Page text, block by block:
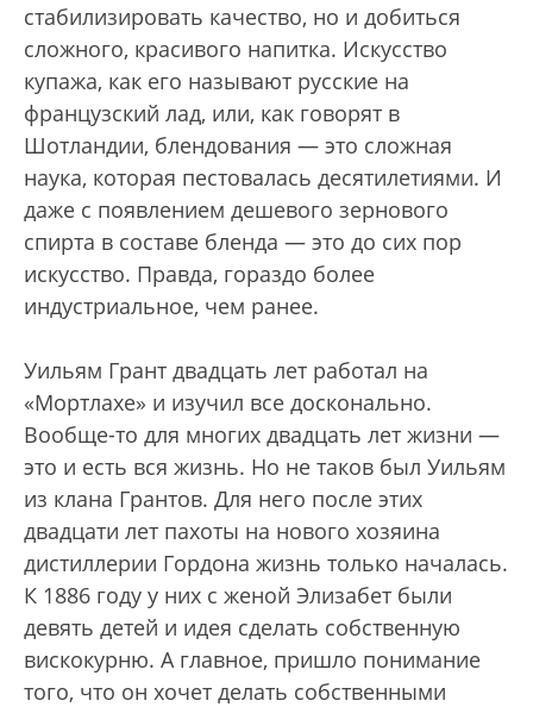
стабилизировать качество, но и добиться
сложного, красивого напитка. Искусство
купажа, как его называют русские на
французский лад, или, как говорят в
Шотландии, блендования — это сложная
наука, которая пестовалась десятилетиями. И
даже с появлением дешевого зернового
спирта в составе бленда — это до сих пор
искусство. Правда, гораздо более
индустриальное, чем ранее.
Уильям Грант двадцать лет работал на
«Мортлахе» и изучил все досконально.
Вообще-то для многих двадцать лет жизни —
это и есть вся жизнь. Но не таков был Уильям
из клана Грантов. Для него после этих
двадцати лет пахоты на нового хозяина
дистиллерии Гордона жизнь только началась.
К 1886 году у них с женой Элизабет были
девять детей и идея сделать собственную
вискокурню. А главное, пришло понимание
того, что он хочет делать собственными